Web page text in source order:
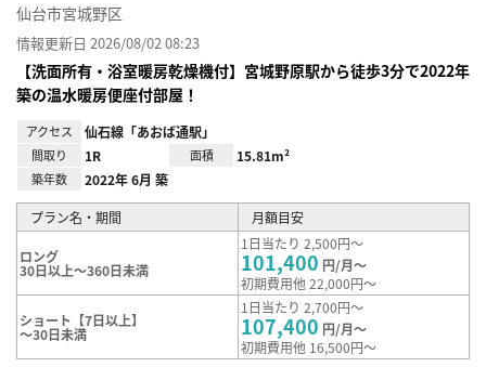
仙台市宮城野区
情報更新日 2026/08/02 08:23
【洗面所有・浴室暖房乾燥機付】宮城野原駅から徒歩3分で2022年
築の温水暖房便座付部屋！
アクセス 仙石線「あおば通駅」
間取り 1R 面積 15.81m²
築年数 2022年 6月 築
プラン名・期間 月額目安
ロング
30日以上～360日未満
1日当たり 2,500円～
101,400 円/月～
初期費用他 22,000円～
ショート【7日以上】
～30日未満
1日当たり 2,700円～
107,400 円/月～
初期費用他 16,500円～